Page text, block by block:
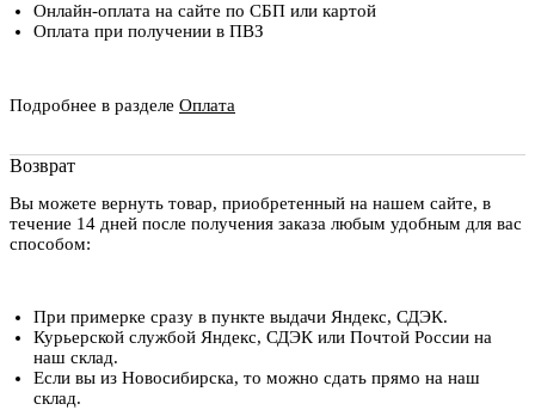
Онлайн-оплата на сайте по СБП или картой
Оплата при получении в ПВЗ
Подробнее в разделе Оплата
Возврат
Вы можете вернуть товар, приобретенный на нашем сайте, в
течение 14 дней после получения заказа любым удобным для вас
способом:
При примерке сразу в пункте выдачи Яндекс, СДЭК.
Курьерской службой Яндекс, СДЭК или Почтой России на
наш склад.
Если вы из Новосибирска, то можно сдать прямо на наш
склад.